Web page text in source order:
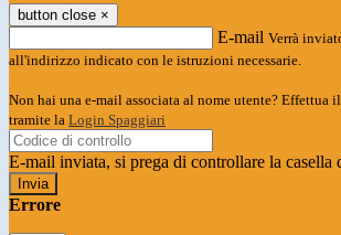
button close ×
E-mail Verrà
all'indirizzo indicato con le istruzioni necessarie.
Non hai una e-mail associata al nome utente? Effettua
tramite la Login Spaggiari
E-mail inviata, si prega di controllare la casella
Errore